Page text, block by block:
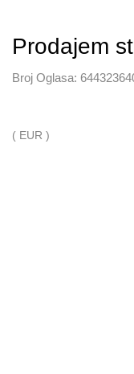
Prodajem
Broj Oglasa:
( EUR )